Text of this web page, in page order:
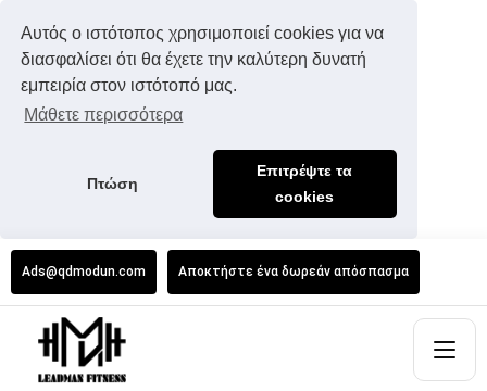
Αυτός ο ιστότοπος χρησιμοποιεί cookies για να
διασφαλίσει ότι θα έχετε την καλύτερη δυνατή
εμπειρία στον ιστότοπό μας.
Μάθετε περισσότερα
Πτώση
Επιτρέψτε τα
cookies
Ads@qdmodun.com Αποκτήστε ένα δωρεάν απόσπασμα